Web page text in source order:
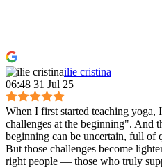
ilie cristina
06:48 31 Jul 25
When I first started teaching
challenges at the beginning". And
beginning can be uncertain, full of
But those challenges become
right people — those who truly